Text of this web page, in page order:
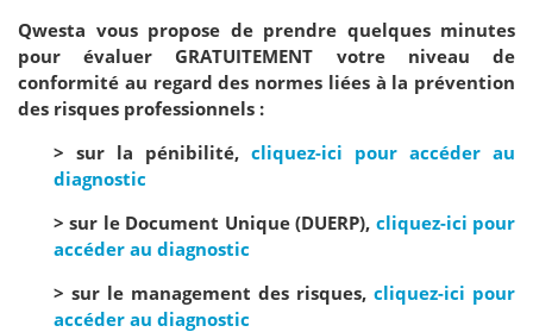
Qwesta vous propose de prendre quelques minutes
pour évaluer GRATUITEMENT votre niveau de
conformité au regard des normes liées à la prévention
des risques professionnels :
> sur la pénibilité, cliquez-ici pour accéder au
diagnostic
> sur le Document Unique (DUERP), cliquez-ici pour
accéder au diagnostic
> sur le management des risques, cliquez-ici pour
accéder au diagnostic